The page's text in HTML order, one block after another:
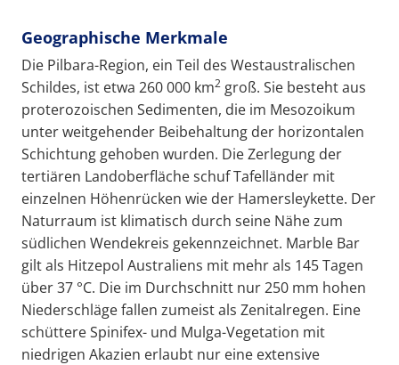
Geographische Merkmale
Die Pilbara-Region, ein Teil des Westaustralischen
Schildes, ist etwa 260 000 km2 groß. Sie besteht aus
proterozoischen Sedimenten, die im Mesozoikum
unter weitgehender Beibehaltung der horizontalen
Schichtung gehoben wurden. Die Zerlegung der
tertiären Landoberfläche schuf Tafelländer mit
einzelnen Höhenrücken wie der Hamersleykette. Der
Naturraum ist klimatisch durch seine Nähe zum
südlichen Wendekreis gekennzeichnet. Marble Bar
gilt als Hitzepol Australiens mit mehr als 145 Tagen
über 37 °C. Die im Durchschnitt nur 250 mm hohen
Niederschläge fallen zumeist als Zenitalregen. Eine
schüttere Spinifex- und Mulga-Vegetation mit
niedrigen Akazien erlaubt nur eine extensive